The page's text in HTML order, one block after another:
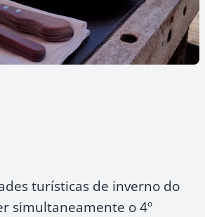
turísticas de inverno do
simultaneamente o 4º